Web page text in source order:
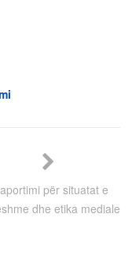
për situatat e
dhe etika mediale